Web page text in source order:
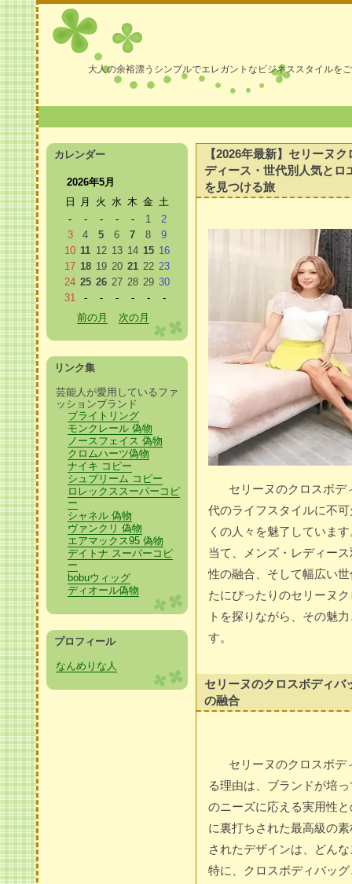
大人の余裕漂うシンプルでエレガントなビジネススタイルを
【2026年最新】セリーヌ
ディース・世代別人気とロ
を見つける旅
セリーヌのクロスボデ
代のライフスタイルに不
くの人々を魅了していま
当て、メンズ・レディー
性の融合、そして幅広い
たにぴったりのセリーヌ
トを探りながら、その魅
す。
セリーヌのクロスボディバ
の融合
セリーヌのクロスボデ
る理由は、ブランドが培
のニーズに応える実用性
に裏打ちされた最高級の
されたデザインは、どん
特に、クロスボディバッ
カレンダー
2026年5月
日
月 火 水 木 金 土
-
- - - - 1
2
3
4 5 6 7 8
9
10 11 12 13 14 15 16
17 18 19 20 21 22 23
24 25 26 27 28 29 30
31
- - - - -
-
前の月
次の月
リンク集
芸能人が愛用しているファ
ッションブランド
ブライトリング
モンクレール 偽物
ノースフェイス 偽物
クロムハーツ偽物
ナイキ コピー
シュプリーム コピー
ロレックススーパーコピ
ー
シャネル 偽物
ヴァンクリ 偽物
エアマックス95 偽物
デイトナ スーパーコピ
ー
bobuウィッグ
ディオール偽物
プロフィール
なんめりな人